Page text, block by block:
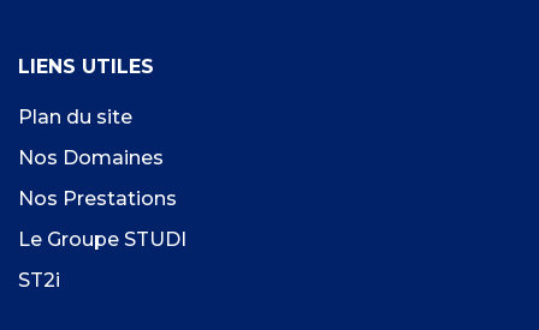
LIENS UTILES
Plan du site
Nos Domaines
Nos Prestations
Le Groupe STUDI
ST2i